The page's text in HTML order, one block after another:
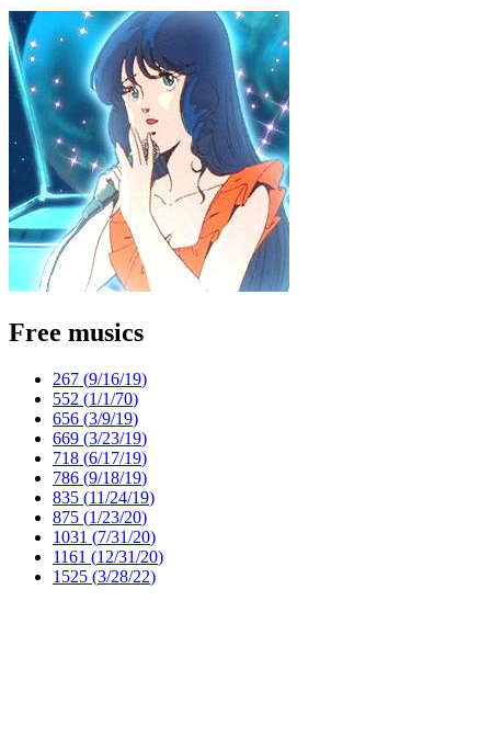
Free musics
267 (9/16/19)
552 (1/1/70)
656 (3/9/19)
669 (3/23/19)
718 (6/17/19)
786 (9/18/19)
835 (11/24/19)
875 (1/23/20)
1031 (7/31/20)
1161 (12/31/20)
1525 (3/28/22)